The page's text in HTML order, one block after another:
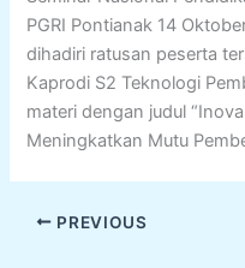
PGRI Pontianak 14
dihadiri ratusan peserta
Kaprodi S2 Teknologi
materi dengan judul
Meningkatkan Mutu
PREVIOUS